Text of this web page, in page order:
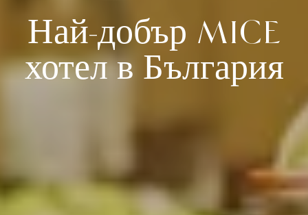
Най-добър MICE
хотел в България